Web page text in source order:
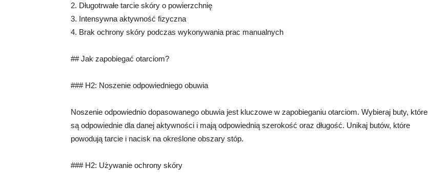
2. Długotrwałe tarcie skóry o powierzchnię
3. Intensywna aktywność fizyczna
4. Brak ochrony skóry podczas wykonywania prac manualnych
## Jak zapobiegać otarciom?
### H2: Noszenie odpowiedniego obuwia
Noszenie odpowiednio dopasowanego obuwia jest kluczowe w zapobieganiu otarciom. Wybieraj buty, które
są odpowiednie dla danej aktywności i mają odpowiednią szerokość oraz długość. Unikaj butów, które
powodują tarcie i nacisk na określone obszary stóp.
### H2: Używanie ochrony skóry